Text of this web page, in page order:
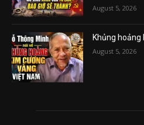
August 5, 2026
Khủng
August 5, 2026